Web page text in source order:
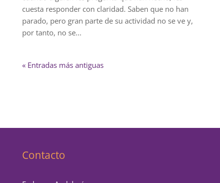
cuesta responder con claridad. Saben que no han
parado, pero gran parte de su actividad no se ve y,
por tanto, no se...
« Entradas más antiguas
Contacto